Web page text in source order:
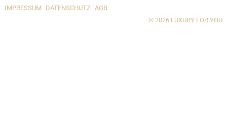
IMPRESSUM DATENSCHUTZ AGB
© 2026 LUXURY FOR YOU